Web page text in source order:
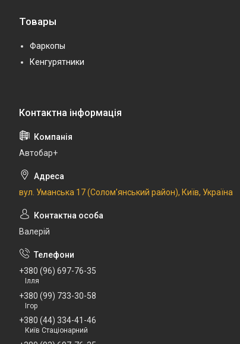
Товары
Фаркопы
Кенгурятники
Автобар+
вул. Уманська 17 (Солом'янський район), Київ, Україна
Валерій
+380 (96) 697-76-35
Ілля
+380 (99) 733-30-58
Ігор
+380 (44) 334-41-46
Київ Стаціонарний